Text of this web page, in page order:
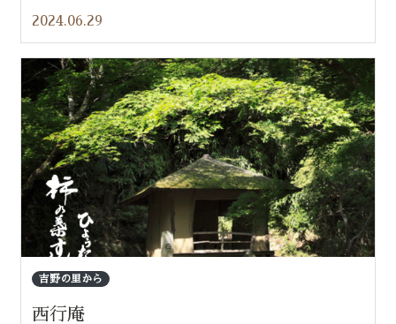
2024.06.29
吉野の里から
西行庵